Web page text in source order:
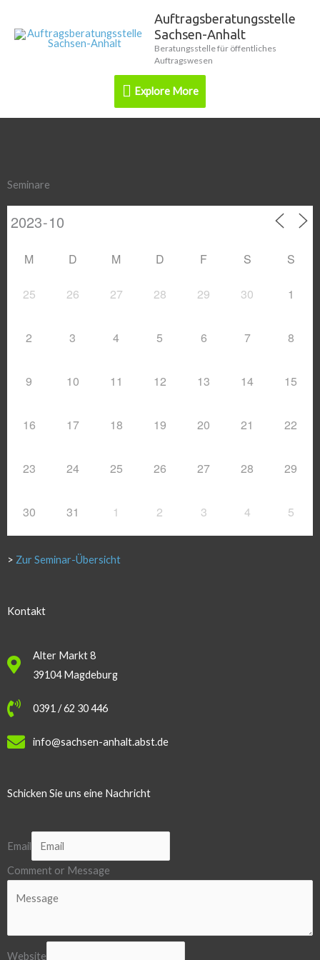
Inhalt
Auftragsberatungsstelle
Sachsen-Anhalt
Beratungsstelle für öffentliches
Auftragswesen
Explore
More
Explore More
Seminare
M D M D F S S
25 26 27 28 29 30 1
2 3 4 5 6 7 8
9 10 11 12 13 14 15
16 17 18 19 20 21 22
23 24 25 26 27 28 29
30 31 1 2 3 4 5
> Zur Seminar-Übersicht
Kontakt
Alter Markt 8
39104 Magdeburg
0391 / 62 30 446
info@sachsen-anhalt.abst.de
Schicken Sie uns eine Nachricht
Email
Comment or Message
Website